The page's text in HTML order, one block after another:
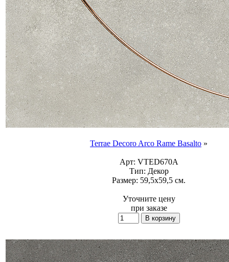
Terrae Decoro Arco Rame Basalto »
Арт: VTED670A
Тип: Декор
Размер: 59,5x59,5 см.
Уточните цену
при заказе